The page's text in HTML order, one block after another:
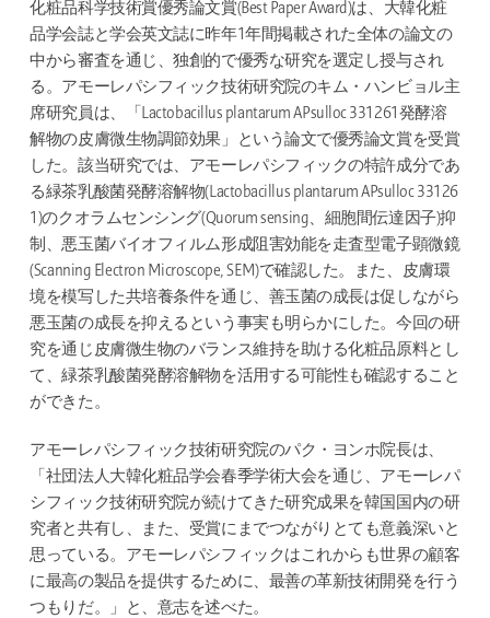
化粧品科学技術賞優秀論文賞(Best Paper Award)は、大韓化粧
品学会誌と学会英文誌に昨年1年間掲載された全体の論文の
中から審査を通じ、独創的で優秀な研究を選定し授与され
る。アモーレパシフィック技術研究院のキム・ハンビョル主
席研究員は、「Lactobacillus plantarum APsulloc 331261発酵溶
解物の皮膚微生物調節効果」という論文で優秀論文賞を受賞
した。該当研究では、アモーレパシフィックの特許成分であ
る緑茶乳酸菌発酵溶解物(Lactobacillus plantarum APsulloc 33126
1)のクオラムセンシング(Quorum sensing、細胞間伝達因子)抑
制、悪玉菌バイオフィルム形成阻害効能を走査型電子顕微鏡
(Scanning Electron Microscope, SEM)で確認した。また、皮膚環
境を模写した共培養条件を通じ、善玉菌の成長は促しながら
悪玉菌の成長を抑えるという事実も明らかにした。今回の研
究を通じ皮膚微生物のバランス維持を助ける化粧品原料とし
て、緑茶乳酸菌発酵溶解物を活用する可能性も確認すること
ができた。
アモーレパシフィック技術研究院のパク・ヨンホ院長は、
「社団法人大韓化粧品学会春季学術大会を通じ、アモーレパ
シフィック技術研究院が続けてきた研究成果を韓国国内の研
究者と共有し、また、受賞にまでつながりとても意義深いと
思っている。アモーレパシフィックはこれからも世界の顧客
に最高の製品を提供するために、最善の革新技術開発を行う
つもりだ。」と、意志を述べた。